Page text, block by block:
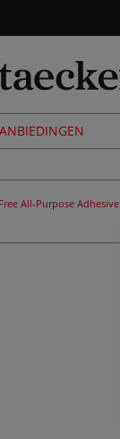
All-Purpose Adhesive